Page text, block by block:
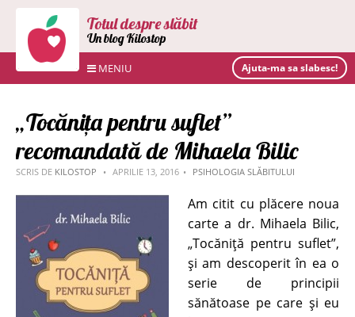
Totul despre slăbit
Un blog Kilostop
MENIU Ajuta-ma sa slabesc!
„Tocănița pentru suflet”
recomandată de Mihaela Bilic
SCRIS DE KILOSTOP APRILIE 13, 2016 PSIHOLOGIA SLĂBITULUI
Am citit cu plăcere noua
carte a dr. Mihaela Bilic,
„Tocăniță pentru suflet”,
și am descoperit în ea o
serie de principii
sănătoase pe care și eu